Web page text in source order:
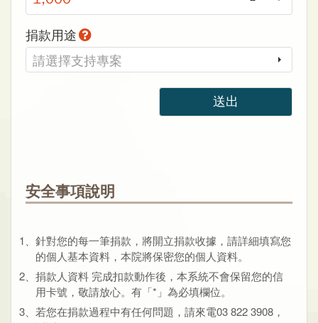
捐款用途
請選擇支持專案
送出
安全事項說明
1、針對您的每一筆捐款，將開立捐款收據，請詳細填寫您
的個人基本資料，本院將保密您的個人資料。
2、捐款人資料 完成扣款動作後，本系統不會保留您的信
用卡號，敬請放心。有「*」為必填欄位。
3、若您在捐款過程中有任何問題，請來電03 822 3908，